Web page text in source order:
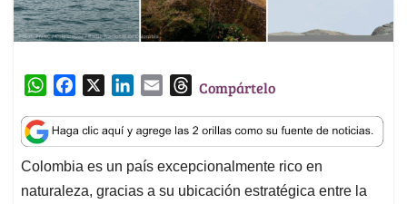
W
a
t
s
A
c
e
b
o
n
k
e
d
a
i
l
T
r
e
a
d
Compártelo
Colombia es un país excepcionalmente rico en
naturaleza, gracias a su ubicación estratégica entre la